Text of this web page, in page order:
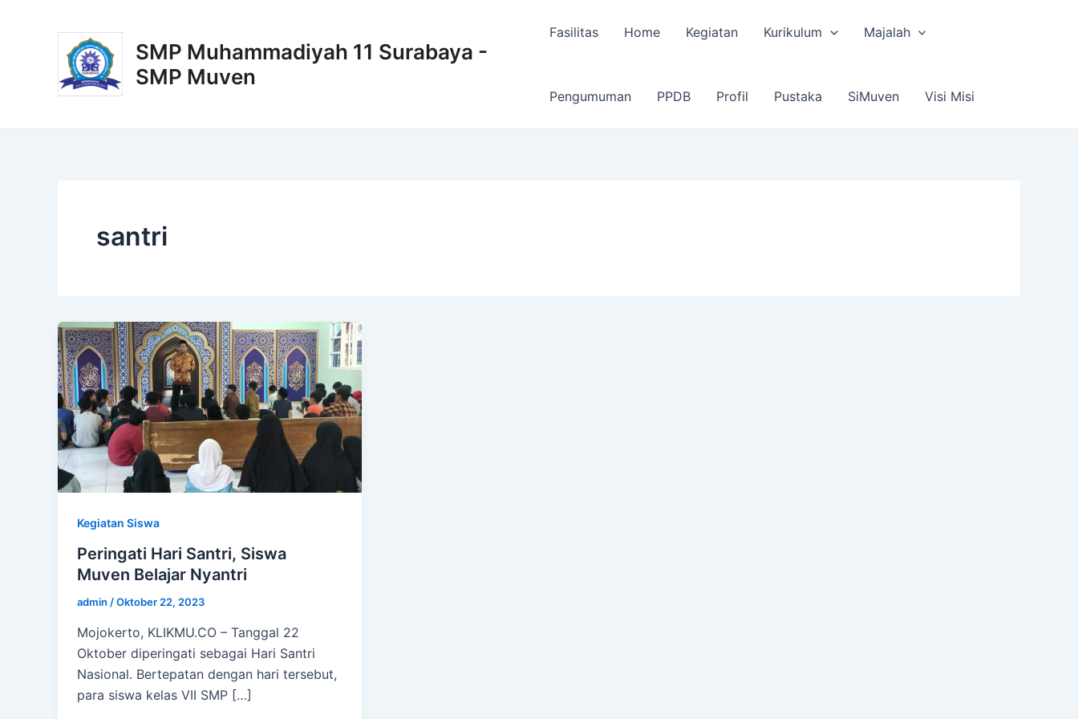
SMP Muhammadiyah 11 Surabaya -
SMP Muven
Fasilitas Home Kegiatan Kurikulum Majalah
Pengumuman PPDB Profil Pustaka SiMuven Visi Misi
santri
Kegiatan Siswa
Peringati Hari Santri, Siswa
Muven Belajar Nyantri
admin /Oktober 22, 2023
Mojokerto, KLIKMU.CO – Tanggal 22
Oktober diperingati sebagai Hari Santri
Nasional. Bertepatan dengan hari tersebut,
para siswa kelas VII SMP […]